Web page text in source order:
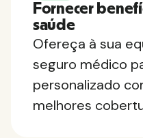
Fornecer
saúde
Ofereça à sua
seguro médico
personalizado
melhores